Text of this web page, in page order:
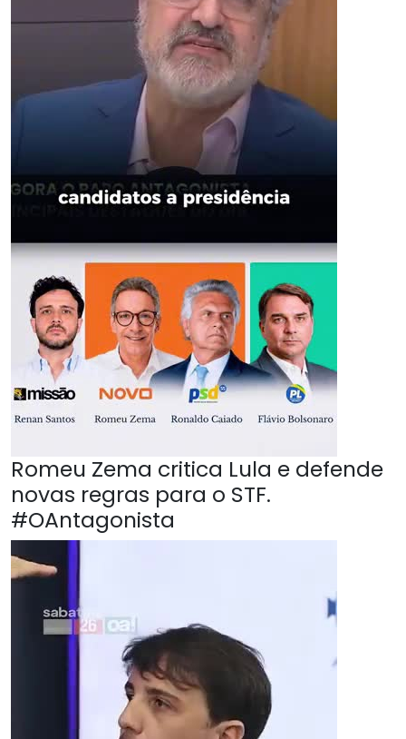
Romeu Zema critica Lula e defende
novas regras para o STF.
#OAntagonista